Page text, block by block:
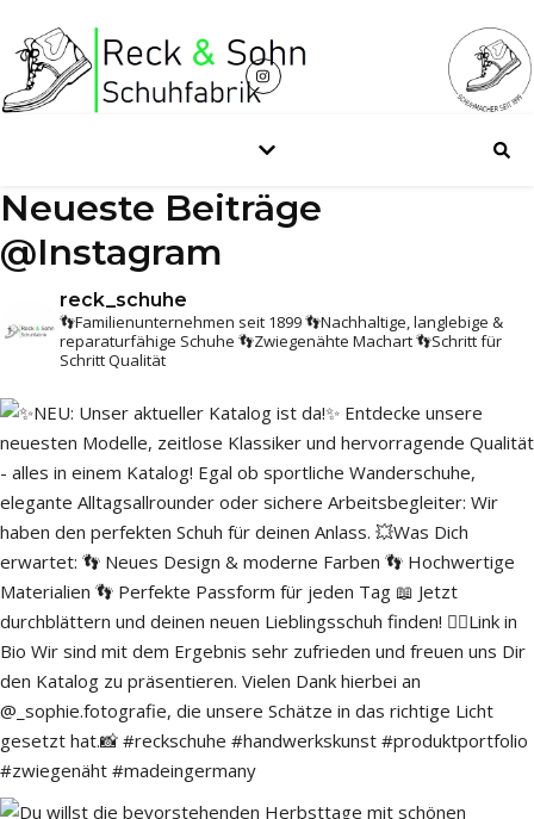
Neueste Beiträge
@Instagram
reck_schuhe
👣Familienunternehmen seit 1899👣Nachhaltige, langlebige &
reparaturfähige Schuhe 👣Zwiegenähte Machart👣Schritt für
Schritt Qualität